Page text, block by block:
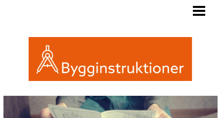
ATTEFALL ELLER FRIGGEBOD
INREDA EN FRIGGEBOD